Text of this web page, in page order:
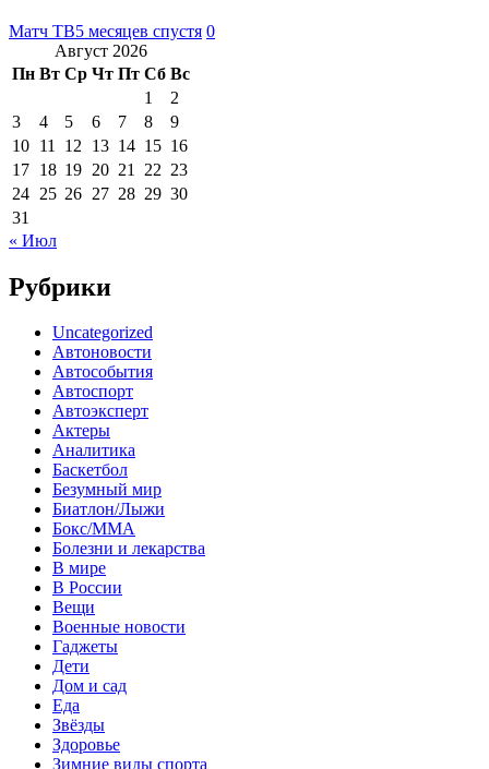
Матч ТВ5 месяцев спустя 0
Август 2026
Пн Вт Ср Чт Пт Сб Вс
1
2
3
4 5 6 7 8
9
10 11 12 13 14 15 16
17 18 19 20 21 22 23
24 25 26 27 28 29 30
31
« Июл
Рубрики
Uncategorized
Автоновости
Автособытия
Автоспорт
Автоэксперт
Актеры
Аналитика
Баскетбол
Безумный мир
Биатлон/Лыжи
Бокс/MMA
Болезни и лекарства
В мире
В России
Вещи
Военные новости
Гаджеты
Дети
Дом и сад
Еда
Звёзды
Здоровье
Зимние виды спорта